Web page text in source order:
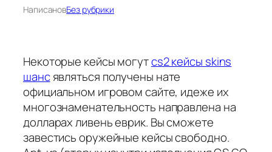
НаписановБез рубрики
Некоторые кейсы могутcs2 кейсы skins
шансявляться получены нате
официальном игровом сайте, идеже их
многознаменательность направлена на
долларах ливень еврик. Вы сможете
завестись оружейные кейсы свободно.